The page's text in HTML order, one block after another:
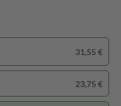
31,55 €
23,75 €